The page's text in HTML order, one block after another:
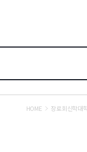
HOME 장로회신학대